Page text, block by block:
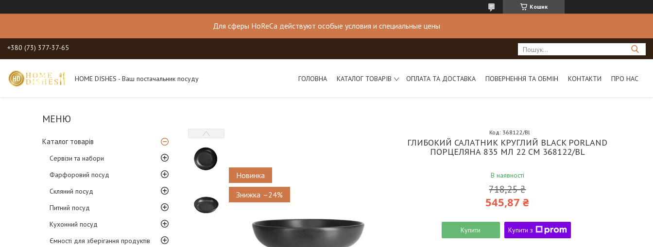
Кошик
Для сферы HoReCa действуют особые условия и специальные цены
+380 (73) 377-37-65
HOME DISHES - Ваш постачальник посуду ГОЛОВНА КАТАЛОГ ТОВАРІВ ОПЛАТА ТА ДОСТАВКА ПОВЕРНЕННЯ ТА ОБМІН КОНТАКТИ ПРО НАС
Каталог товарів
Сервізи та набори
Фарфоровий посуд
Скляний посуд
Питний посуд
Кухонний посуд
Ємності для зберігання продуктів
Новинка
–24%
ГЛИБОКИЙ САЛАТНИК КРУГЛИЙ BLACK PORLAND
ПОРЦЕЛЯНА 835 МЛ 22 СМ 368122/BL
В наявності
Код: 368122/Bl
718,25 ₴
545,87 ₴
Купити Купити з